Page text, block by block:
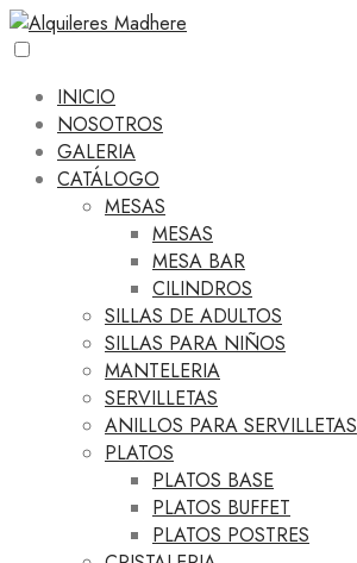
INICIO
NOSOTROS
GALERIA
CATÁLOGO
MESAS
MESAS
MESA BAR
CILINDROS
SILLAS DE ADULTOS
SILLAS PARA NIÑOS
MANTELERIA
SERVILLETAS
ANILLOS PARA SERVILLETAS
PLATOS
PLATOS BASE
PLATOS BUFFET
PLATOS POSTRES